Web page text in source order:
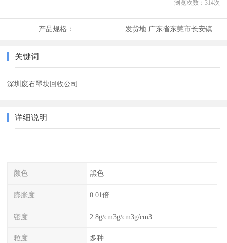
浏览次数： 314次
产品规格： 发货地:广东省东莞市长安镇
关键词
深圳废石墨块回收公司
详细说明
颜色 黑色
膨胀度 0.01倍
密度 2.8g/cm3g/cm3g/cm3
粒度 多种